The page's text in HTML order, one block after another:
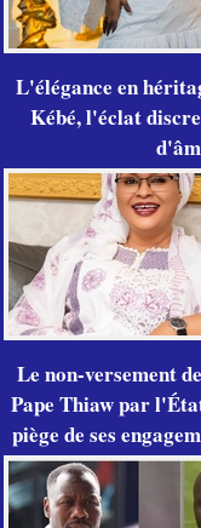
L'élégance en
Kébé, l'éclat
Le non-versement
Pape Thiaw par
piège de ses